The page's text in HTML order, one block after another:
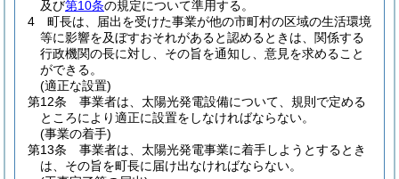
及び第10条の規定について準用する。
4
町長は、届出を受けた事業が他の市町村の区域の生活環境
等に影響を及ぼすおそれがあると認めるときは、関係する
行政機関の長に対し、その旨を通知し、意見を求めること
ができる。
(適正な設置)
第12条
事業者は、太陽光発電設備について、規則で定める
ところにより適正に設置をしなければならない。
(事業の着手)
第13条
事業者は、太陽光発電事業に着手しようとするとき
は、その旨を町長に届け出なければならない。